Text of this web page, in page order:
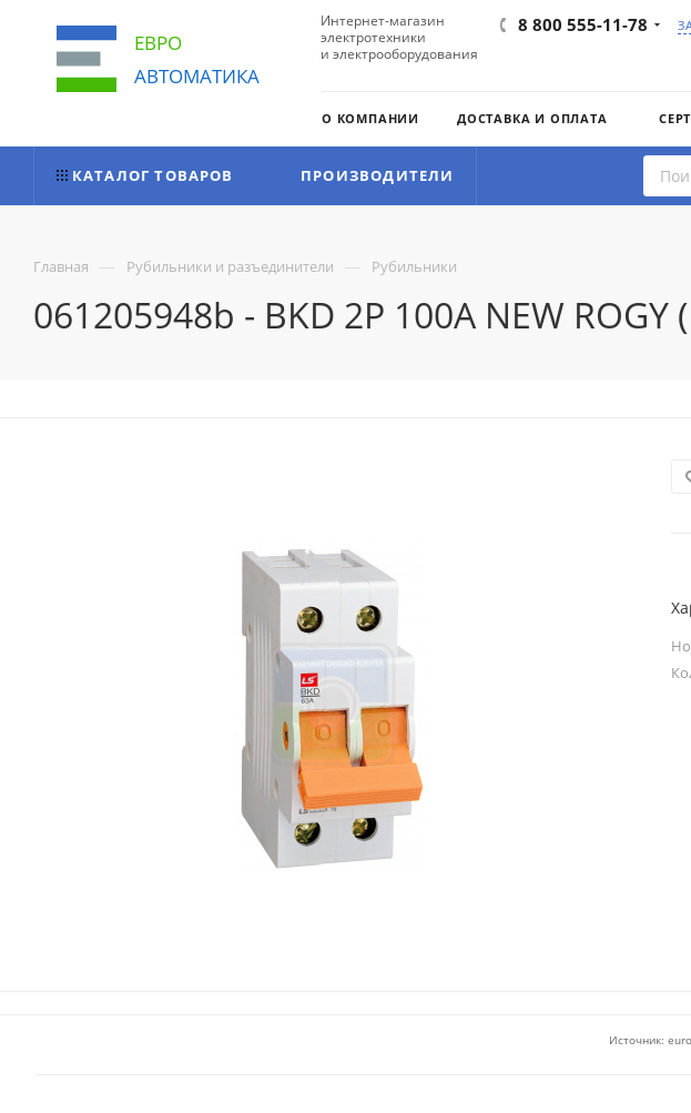
ЕВРО
АВТОМАТИКА
Интернет-магазин
электротехники
и электрооборудования
8 800 555-11-78
О КОМПАНИИ ДОСТАВКА И ОПЛАТА
КАТАЛОГ ТОВАРОВ ПРОИЗВОДИТЕЛИ
Главная — Рубильники и разъединители — Рубильники
061205948b - BKD 2P 100A NEW ROGY
Источник: